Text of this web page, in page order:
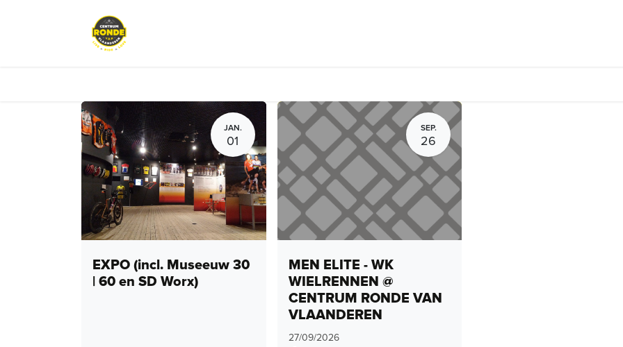
JAN.
01
EXPO (incl. Museeuw 30
| 60 en SD Worx)
SEP.
26
MEN ELITE - WK
WIELRENNEN @
CENTRUM RONDE VAN
VLAANDEREN
27/09/2026